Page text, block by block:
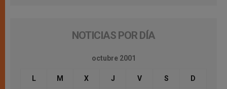
NOTICIAS POR DÍA
octubre 2001
L M X J V S D